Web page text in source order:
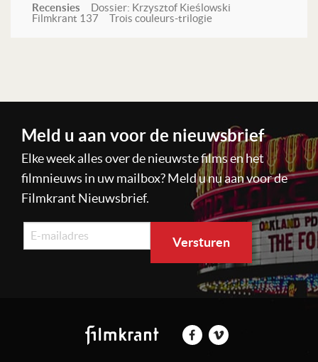
Recensies
Dossier: Krzysztof Kieślowski
Filmkrant 137
Trois couleurs-trilogie
Meld u aan voor de nieuwsbrief
Elke week alles over de nieuwste films en het
filmnieuws in uw mailbox? Meld u nu aan voor de
Filmkrant Nieuwsbrief.